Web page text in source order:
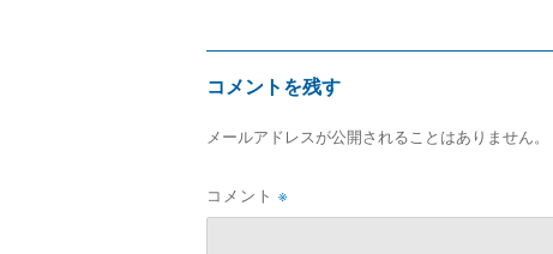
コメントを残す
メールアドレスが公開されることはありません。
コメント ※